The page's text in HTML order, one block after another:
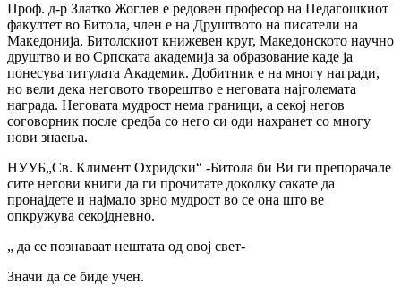
Проф. д-р Златко Жоглев е редовен професор на Педагошкиот
факултет во Битола, член е на Друштвото на писатели на
Македонија, Битолскиот книжевен круг, Македонското научно
друштво и во Српската академија за образование каде ја
понесува титулата Академик. Добитник е на многу награди,
но вели дека неговото творештво е неговата најголемата
награда. Неговата мудрост нема граници, а секој негов
соговорник после средба со него си оди нахранет со многу
нови знаења.
НУУБ„Св. Климент Охридски“ -Битола би Ви ги препорачале
сите негови книги да ги прочитате доколку сакате да
пронајдете и најмало зрно мудрост во се она што ве
опкружува секојдневно.
„ да се познаваат нештата од овој свет-
Значи да се биде учен.